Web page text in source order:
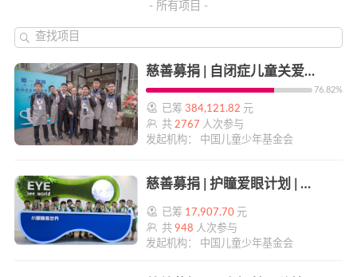
- 所有项目 -
查找项目
慈善募捐 | 自闭症儿童关爱项目 | 帮帮公益
76.82%
已筹384,121.82 元
共2767 人次参与
发起机构： 中国儿童少年基金会
慈善募捐 | 护瞳爱眼计划 | 帮帮公益
已筹 17,907.70 元
共948 人次参与
发起机构： 中国儿童少年基金会